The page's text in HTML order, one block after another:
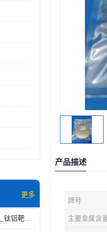
更多
钛铝靶_钛铝靶直销_钛铝靶供应商
产品描述
牌号
主要金属含